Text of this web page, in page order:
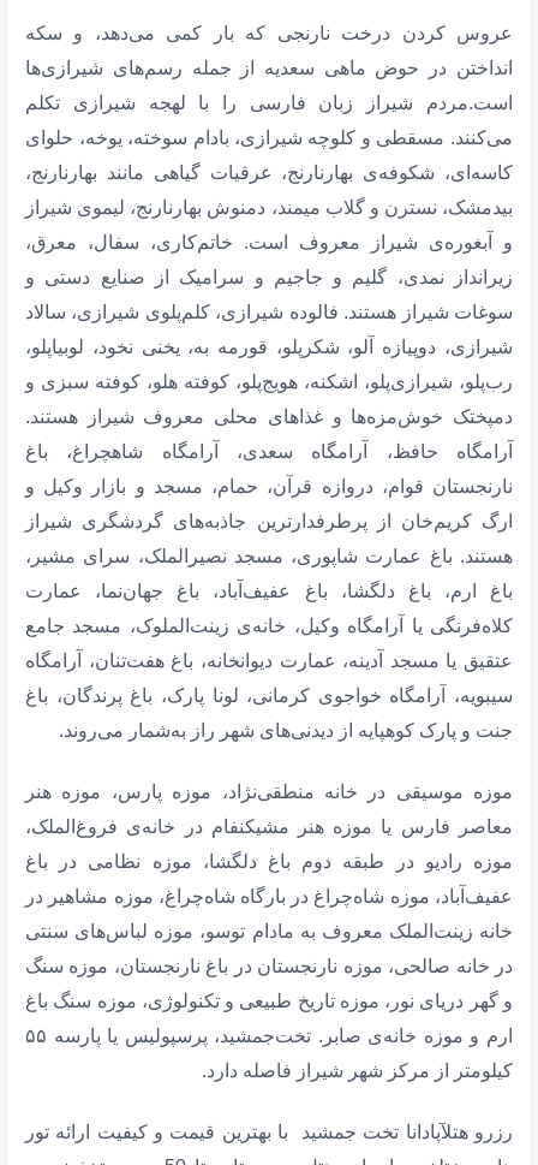
عروس کردن درخت نارنجی که بار کمی می‌دهد، و سکه
انداختن در حوض ماهی سعدیه از جمله رسم‌های شیرازی‌ها
است.مردم شیراز زبان فارسی را با لهجه شیرازی تکلم
می‌کنند. مسقطی و کلوچه شیرازی، بادام سوخته،‌ ‌یوخه، حلوای
کاسه‌ای، شکوفه‌ی بهارنارنج، عرقیات گیاهی مانند بهارنارنج،
بیدمشک، نسترن و گلاب میمند، دمنوش بهارنارنج، لیموی شیراز
و آبغوره‌ی شیراز معروف است. خاتم‌کاری، سفال، معرق،
زیرانداز نمدی، گلیم و جاجیم و سرامیک از صنایع دستی و
سوغات شیراز هستند. فالوده شیرازی،‌ کلم‌پلوی شیرازی، سالاد
شیرازی، دوپیازه آلو، شکرپلو، قورمه به، یخنی نخود، لوبیاپلو،
رب‌پلو، شیرازی‌پلو، اشکنه،‌ هویج‌پلو، کوفته هلو،‌ کوفته سبزی و
دمپختک خوش‌مزه‌ها و غذاهای محلی معروف شیراز هستند.
آرامگاه حافظ، آرامگاه سعدی، آرامگاه شاهچراغ،‌ باغ
نارنجستان قوام،‌ دروازه قرآن، حمام، مسجد و بازار وکیل و
ارگ کریم‌خان از پرطرفدارترین جاذبه‌های گردشگری شیراز
هستند. باغ عمارت شاپوری، مسجد نصیرالملک، سرای مشیر،
باغ ارم،‌ باغ دلگشا، باغ عفیف‌آباد، باغ جهان‌نما،‌ عمارت
کلاه‌فرنگی یا آرامگاه وکیل، خانه‌ی زینت‌الملوک، مسجد جامع
عتقیق یا مسجد آدینه، عمارت دیوانخانه، باغ هفت‌تنان، آرامگاه
سیبویه، آرامگاه خواجوی کرمانی، لونا پارک، باغ پرندگان،‌ باغ
جنت و پارک کوهپایه از دیدنی‌های شهر راز به‌شمار می‌روند.
موزه موسیقی در خانه منطقی‌نژاد،‌ موزه‌ پارس،‌ موزه هنر
معاصر فارس یا موزه هنر مشیکنفام در خانه‌ی فروغ‌الملک،
موزه رادیو در طبقه دوم باغ دلگشا،‌ موزه نظامی در باغ
عفیف‌آباد،‌ موزه شاه‌چراغ در بارگاه شاه‌چراغ،‌ موزه مشاهیر در
خانه زینت‌الملک معروف به مادام توسو،‌ موزه لباس‌های سنتی
در خانه صالحی،‌ موزه نارنجستان در باغ نارنجستان،‌ موزه سنگ
و گهر دریای نور، موزه تاریخ طبیعی و تکنولوژی، موزه سنگ باغ
ارم و موزه‌ خانه‌ی صابر. تخت‌جمشید، پرسپولیس یا پارسه ۵۵
کیلومتر از مرکز شهر شیراز فاصله دارد.
رزرو هتلآپادانا تخت جمشید با بهترین قیمت و کیفیت ارائه تور